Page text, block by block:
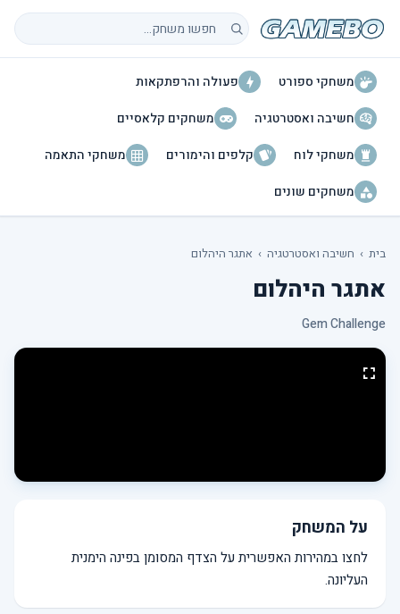
חיפוש משחקים
משחקי ספורט
פעולה והרפתקאות
חשיבה ואסטרטגיה
משחקים קלאסיים
משחקי לוח
קלפים והימורים
משחקי התאמה
משחקים שונים
בית › חשיבה ואסטרטגיה › אתגר היהלום
אתגר היהלום
Gem Challenge
על המשחק
לחצו במהירות האפשרית על הצדף המסומן בפינה הימנית
העליונה.